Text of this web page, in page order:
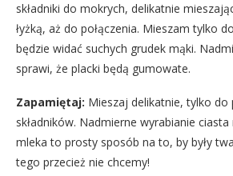
składniki do mokrych, delikatnie
łyżką, aż do połączenia. Mieszam tylko
będzie widać suchych grudek mąki.
sprawi, że placki będą gumowate.
Zapamiętaj: Mieszaj delikatnie, tylko do
składników. Nadmierne wyrabianie ciasta
mleka to prosty sposób na to, by były
tego przecież nie chcemy!